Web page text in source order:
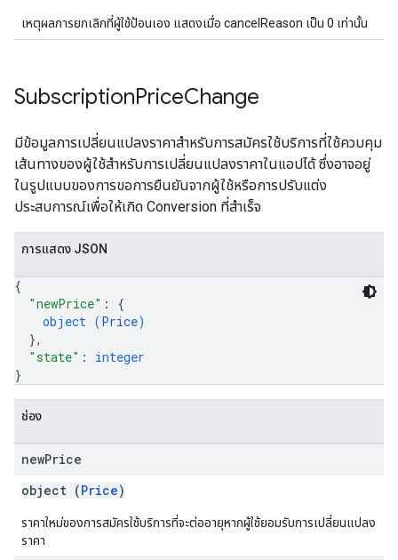
เหตุผลการยกเลิกที่ผู้ใช้ป้อนเอง แสดงเมื่อ cancelReason เป็น 0 เท่านั้น
SubscriptionPriceChange
มีข้อมูลการเปลี่ยนแปลงราคาสำหรับการสมัครใช้บริการที่ใช้ควบคุม
เส้นทางของผู้ใช้สำหรับการเปลี่ยนแปลงราคาในแอปได้ ซึ่งอาจอยู่
ในรูปแบบของการขอการยืนยันจากผู้ใช้หรือการปรับแต่ง
ประสบการณ์เพื่อให้เกิด Conversion ที่สำเร็จ
การแสดง JSON
{
"newPrice" : {
object (Price)
},
"state" : integer
}
ช่อง
newPrice
object (Price)
ราคาใหม่ของการสมัครใช้บริการที่จะต่ออายุหากผู้ใช้ยอมรับการเปลี่ยนแปลง
ราคา